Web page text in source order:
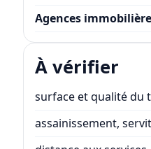
Agences
À vérifier
surface et qualité du
assainissement,